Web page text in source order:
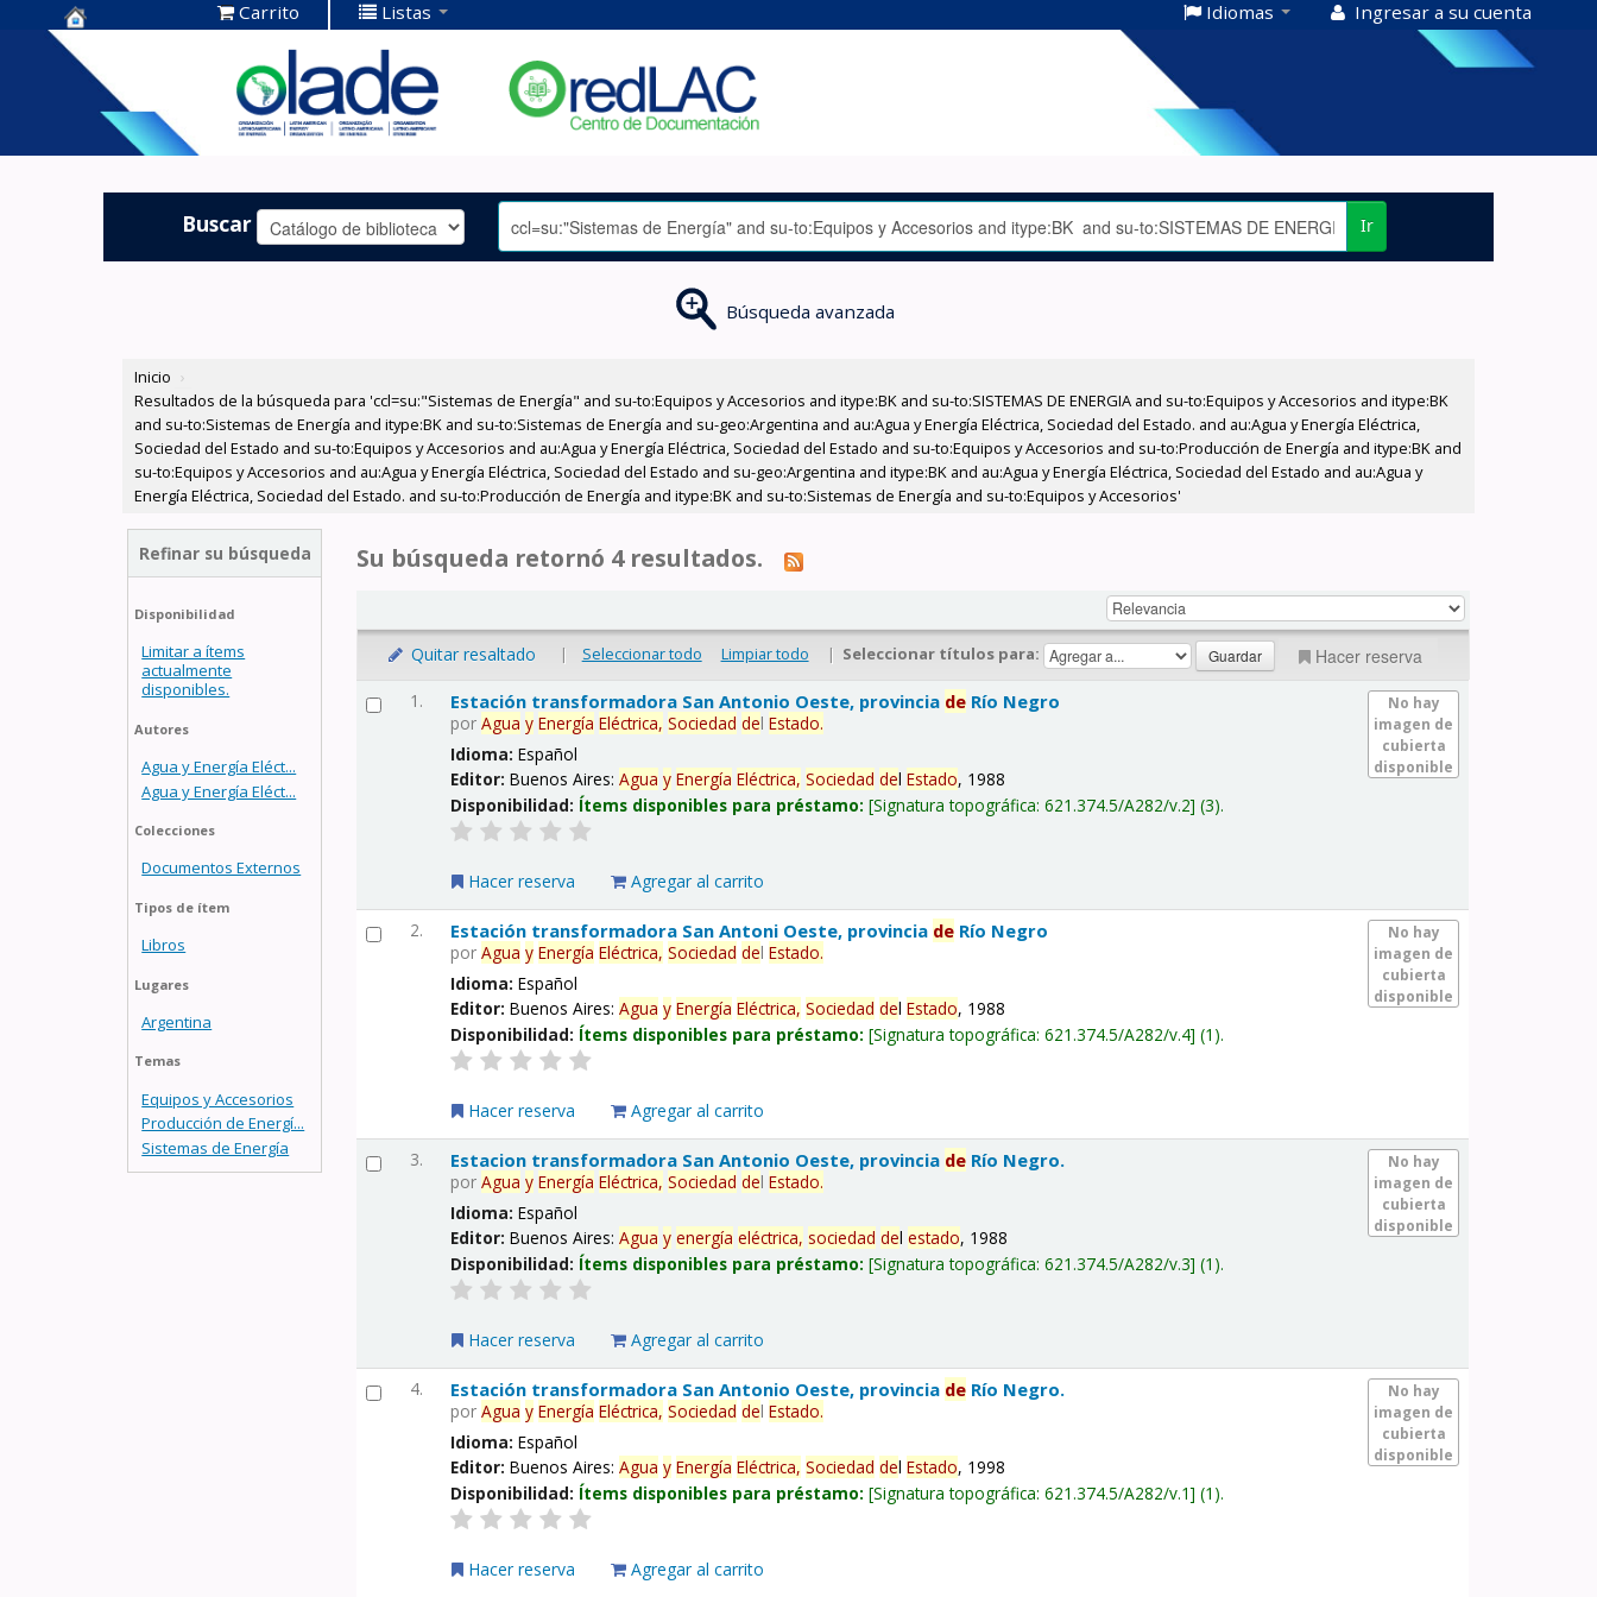
Centro de
Documentación
OLADE -
Carrito Listas Idiomas Ingresar a su cuenta
Buscar Ir
Búsqueda avanzada
Inicio ›
Resultados de la búsqueda para 'ccl=su:"Sistemas de Energía" and su-to:Equipos y Accesorios and itype:BK and su-to:SISTEMAS DE ENERGIA and su-to:Equipos y Accesorios and itype:BK
and su-to:Sistemas de Energía and itype:BK and su-to:Sistemas de Energía and su-geo:Argentina and au:Agua y Energía Eléctrica, Sociedad del Estado. and au:Agua y Energía Eléctrica,
Sociedad del Estado and su-to:Equipos y Accesorios and au:Agua y Energía Eléctrica, Sociedad del Estado and su-to:Equipos y Accesorios and su-to:Producción de Energía and itype:BK and
su-to:Equipos y Accesorios and au:Agua y Energía Eléctrica, Sociedad del Estado and su-geo:Argentina and itype:BK and au:Agua y Energía Eléctrica, Sociedad del Estado and au:Agua y
Energía Eléctrica, Sociedad del Estado. and su-to:Producción de Energía and itype:BK and su-to:Sistemas de Energía and su-to:Equipos y Accesorios'
Refinar su búsqueda
Disponibilidad
Limitar a ítems
actualmente
disponibles.
Autores
Agua y Energía Eléct...
Agua y Energía Eléct...
Colecciones
Documentos Externos
Tipos de ítem
Libros
Lugares
Argentina
Temas
Equipos y Accesorios
Producción de Energí...
Sistemas de Energía
Su búsqueda retornó 4 resultados.
Quitar resaltado | Seleccionar todo Limpiar todo | Seleccionar títulos para: Hacer reserva
1.
No hay
imagen de
cubierta
disponible
Estación transformadora San Antonio Oeste, provincia de Río Negro
porAgua y Energía Eléctrica, Sociedad delEstado.
Idioma:Español
Editor:Buenos Aires:Agua y Energía Eléctrica, Sociedad delEstado, 1988
Disponibilidad: Ítems disponibles para préstamo: Signatura topográfica:621.374.5/A282/v.2 (3).
Hacer reserva Agregar al carrito
2.
No hay
imagen de
cubierta
disponible
Estación transformadora San Antoni Oeste, provincia de Río Negro
porAgua y Energía Eléctrica, Sociedad delEstado.
Idioma:Español
Editor:Buenos Aires:Agua y Energía Eléctrica, Sociedad delEstado, 1988
Disponibilidad: Ítems disponibles para préstamo: Signatura topográfica:621.374.5/A282/v.4 (1).
Hacer reserva Agregar al carrito
3.
No hay
imagen de
cubierta
disponible
Estacion transformadora San Antonio Oeste, provincia de Río Negro.
porAgua y Energía Eléctrica, Sociedad delEstado.
Idioma:Español
Editor:Buenos Aires:Agua y energía eléctrica, sociedad delestado, 1988
Disponibilidad: Ítems disponibles para préstamo: Signatura topográfica:621.374.5/A282/v.3 (1).
Hacer reserva Agregar al carrito
4.
No hay
imagen de
cubierta
disponible
Estación transformadora San Antonio Oeste, provincia de Río Negro.
porAgua y Energía Eléctrica, Sociedad delEstado.
Idioma:Español
Editor:Buenos Aires:Agua y Energía Eléctrica, Sociedad delEstado, 1998
Disponibilidad: Ítems disponibles para préstamo: Signatura topográfica:621.374.5/A282/v.1 (1).
Hacer reserva Agregar al carrito